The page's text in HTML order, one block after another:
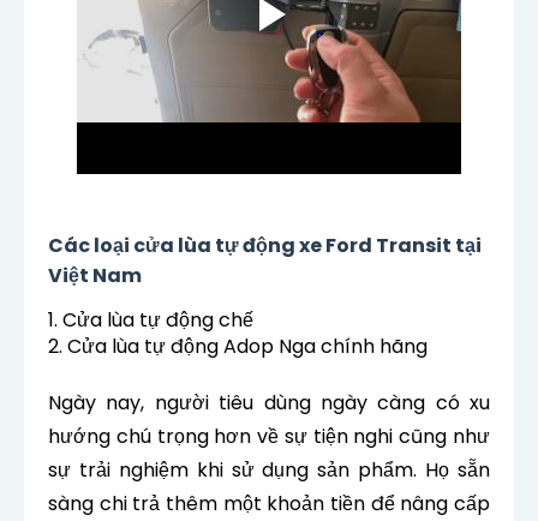
Các loại cửa lùa tự động xe Ford Transit tại
Việt Nam
1. Cửa lùa tự động chế
2. Cửa lùa tự động Adop Nga chính hãng
Ngày nay, người tiêu dùng ngày càng có xu
hướng chú trọng hơn về sự tiện nghi cũng như
sự trải nghiệm khi sử dụng sản phẩm. Họ sẵn
sàng chi trả thêm một khoản tiền để nâng cấp